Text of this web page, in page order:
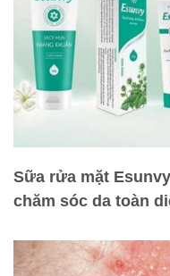
Sữa rửa mặt
chăm sóc da toàn